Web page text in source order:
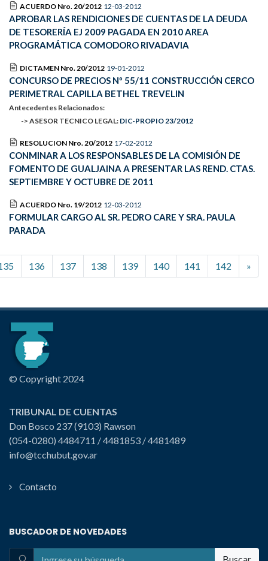
ACUERDO Nro. 20/2012 12-03-2012
APROBAR LAS RENDICIONES DE CUENTAS DE LA DEUDA
DE TESORERÍA EJ 2009 PAGADA EN 2010 AREA
PROGRAMÁTICA COMODORO RIVADAVIA
DICTAMEN Nro. 20/2012 19-01-2012
CONCURSO DE PRECIOS Nº 55/11 CONSTRUCCIÓN CERCO
PERIMETRAL CAPILLA BETHEL TREVELIN
Antecedentes Relacionados:
-> ASESOR TECNICO LEGAL: DIC-PROPIO 23/2012
RESOLUCION Nro. 20/2012 17-02-2012
CONMINAR A LOS RESPONSABLES DE LA COMISIÓN DE
FOMENTO DE GUALJAINA A PRESENTAR LAS REND. CTAS.
SEPTIEMBRE Y OCTUBRE DE 2011
ACUERDO Nro. 19/2012 12-03-2012
FORMULAR CARGO AL SR. PEDRO CARE Y SRA. PAULA
PARADA
136 137 138 139 140 141 142 »
© Copyright 2024
TRIBUNAL DE CUENTAS
Don Bosco 237 (9103) Rawson
(054-0280) 4484711 / 4481853 / 4481489
info@tcchubut.gov.ar
Contacto
BUSCADOR DE NOVEDADES